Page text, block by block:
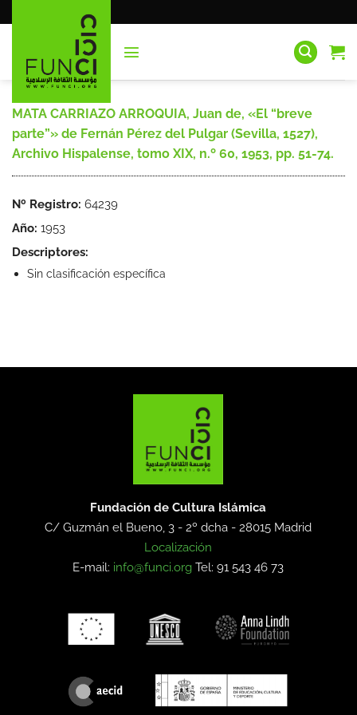
al
MATA CARRIAZO ARROQUIA, Juan de, «El “breve
parte”» de Fernán Pérez del Pulgar (Sevilla, 1527),
Archivo Hispalense, tomo XIX, n.º 60, 1953, pp. 51-74.
Nº Registro: 64239
Año: 1953
Descriptores:
Sin clasificación específica
Fundación de Cultura Islámica
C/ Guzmán el Bueno, 3 - 2º dcha -28015 Madrid
Localización
E-mail: info@funci.org Tel: 91 543 46 73